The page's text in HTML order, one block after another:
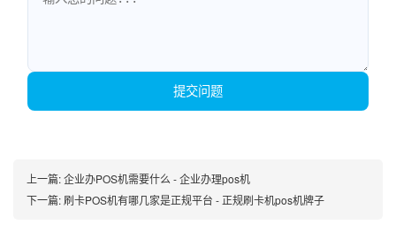
提交问题
上一篇:企业办POS机需要什么 - 企业办理pos机
下一篇:刷卡POS机有哪几家是正规平台 - 正规刷卡机pos机牌子